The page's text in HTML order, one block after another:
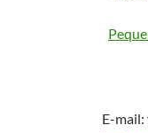
E-mail: